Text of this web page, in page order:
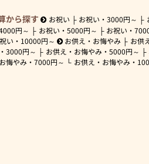
から探す お祝い お祝い・3000円～
円～ お祝い・ 5000円～ お祝い・
い・ 10000円～ お供え・お悔やみ
お供
3000円～ お供え・お悔やみ・ 5000円～
悔やみ・ 7000円～ お供え・お悔やみ・